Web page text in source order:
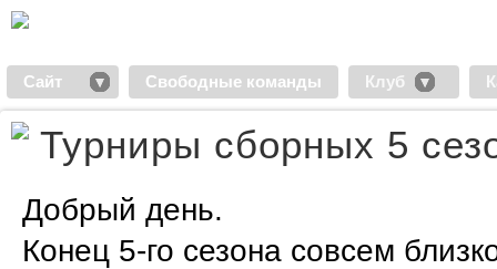
Сайт Свободные команды Клуб
Турниры сборных 5
Добрый день.
Конец 5-го сезона совсем